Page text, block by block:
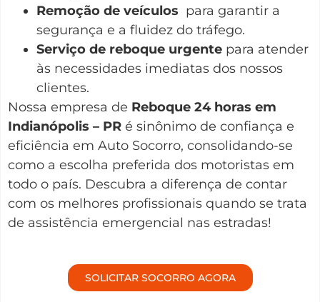
Remoção de veículos para garantir a
segurança e a fluidez do tráfego.
Serviço de reboque urgente para atender
às necessidades imediatas dos nossos
clientes.
Nossa empresa de Reboque 24 horas em
Indianópolis – PR é sinônimo de confiança e
eficiência em Auto Socorro, consolidando-se
como a escolha preferida dos motoristas em
todo o país. Descubra a diferença de contar
com os melhores profissionais quando se trata
de assistência emergencial nas estradas!
SOLICITAR SOCORRO AGORA